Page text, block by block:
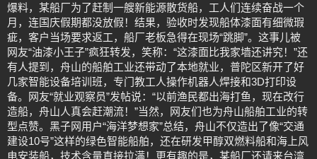
爆料，某船厂为了赶制一艘新能源散货船，工人们连续奋战一个
月，连国庆假期都没放假！结果，验收时发现船体漆面有细微瑕
疵，客户当场要求返工，船厂老板急得在现场“跳脚”。这事儿被
网友“油漆小王子”疯狂转发，笑称：“这漆面比我家墙还讲究！”还
有人提到，舟山的船舶工业还带动了本地就业，普陀区新开了好
几家智能设备培训班，专门教工人操作机器人焊接和3D打印设
备。网友“就业观察员”发帖说：“以前渔民都出海打鱼，现在改行
造船，舟山人真会赶潮流！”当然，网友们也为舟山船舶工业的转
型点赞。黑子网用户“海洋梦想家”总结，舟山不仅造出了像“交通
建设10号”这样的绿色智能船舶，还在研发甲醇双燃料船和海上风
电安装船，技术含量直接拉满！更有趣的是，某船厂还请来台湾